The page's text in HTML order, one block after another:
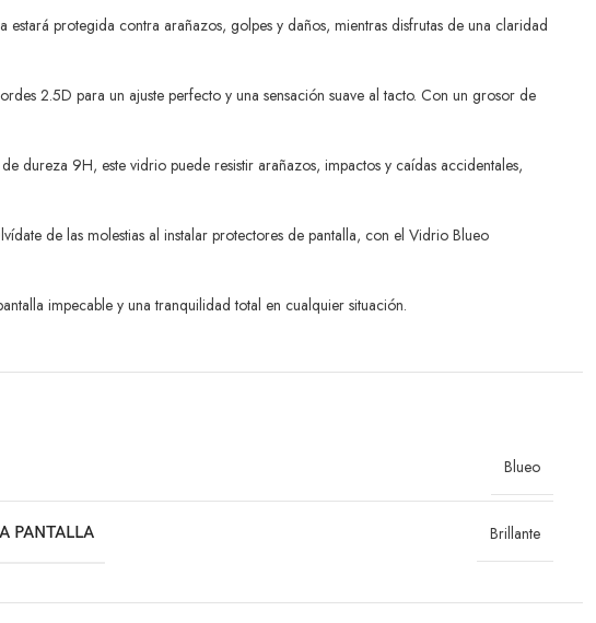
protegida contra arañazos, golpes y daños, mientras disfrutas de una claridad
2.5D para un ajuste perfecto y una sensación suave al tacto. Con un grosor de
dureza 9H, este vidrio puede resistir arañazos, impactos y caídas accidentales,
de las molestias al instalar protectores de pantalla, con el Vidrio Blueo
impecable y una tranquilidad total en cualquier situación.
Blueo
PANTALLA Brillante